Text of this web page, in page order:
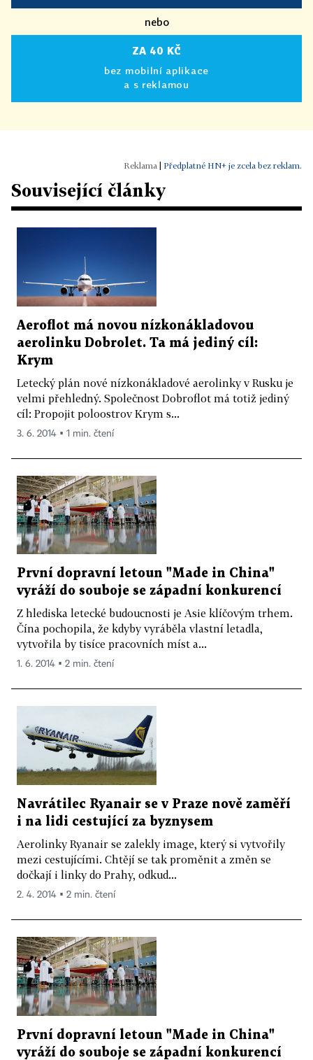
nebo
ZA 40 KČ
bez mobilní aplikace
a s reklamou
Předplatné HN+ je zcela bez reklam.
Související články
Aeroflot má novou nízkonákladovou
aerolinku Dobrolet. Ta má jediný cíl:
Krym
Letecký plán nové nízkonákladové aerolinky v Rusku je
velmi přehledný. Společnost Dobroflot má totiž jediný
cíl: Propojit poloostrov Krym s...
3. 6. 2014 ▪ 1 min. čtení
První dopravní letoun "Made in China"
vyráží do souboje se západní konkurencí
Z hlediska letecké budoucnosti je Asie klíčovým trhem.
Čína pochopila, že kdyby vyráběla vlastní letadla,
vytvořila by tisíce pracovních míst a...
1. 6. 2014 ▪ 2 min. čtení
Navrátilec Ryanair se v Praze nově zaměří
i na lidi cestující za byznysem
Aerolinky Ryanair se zalekly image, který si vytvořily
mezi cestujícími. Chtějí se tak proměnit a změn se
dočkají i linky do Prahy, odkud...
2. 4. 2014 ▪ 2 min. čtení
První dopravní letoun "Made in China"
vyráží do souboje se západní konkurencí